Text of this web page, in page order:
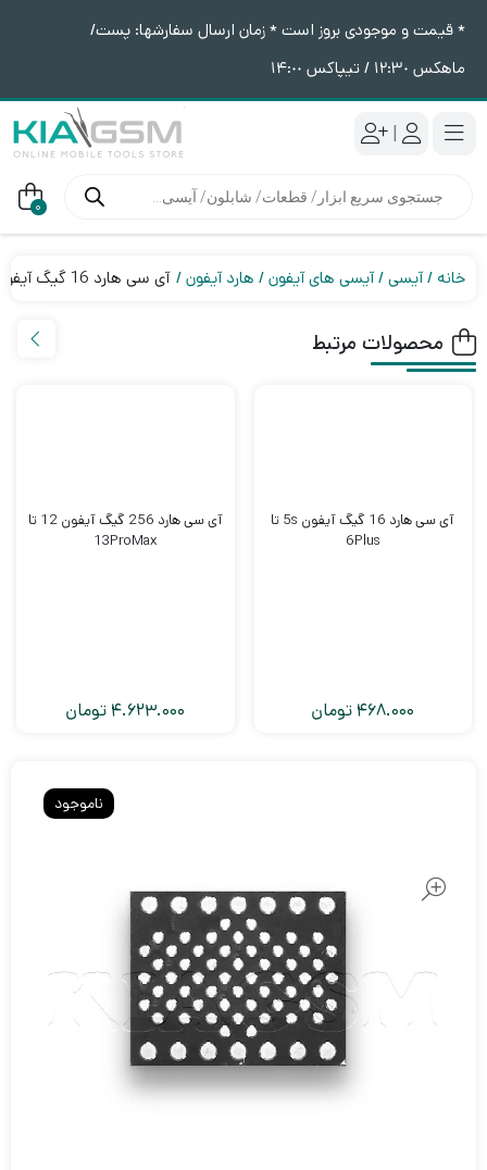
* قیمت و موجودی بروز است * زمان ارسال سفارشها: پست/
ماهکس ١٢:٣٠ / تیپاکس ١۴:٠٠
|
محصولات 0
خانه آیسی آیسی های آیفون هارد آیفون آی سی هارد 16 گیگ آیفون 6s تا 7Plus
محصولات مرتبط
آی سی هارد 16 گیگ آیفون 5s تا
6Plus
468.000 تومان
آی سی هارد 256 گیگ آیفون 12 تا
13ProMax
4.623.000 تومان
ناموجود